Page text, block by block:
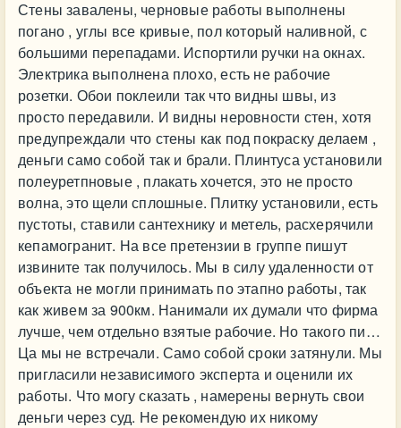
Стены завалены, черновые работы выполнены
погано , углы все кривые, пол который наливной, с
большими перепадами. Испортили ручки на окнах.
Электрика выполнена плохо, есть не рабочие
розетки. Обои поклеили так что видны швы, из
просто передавили. И видны неровности стен, хотя
предупреждали что стены как под покраску делаем ,
деньги само собой так и брали. Плинтуса установили
полеуретпновые , плакать хочется, это не просто
волна, это щели сплошные. Плитку установили, есть
пустоты, ставили сантехнику и метель, расхерячили
кепамогранит. На все претензии в группе пишут
извините так получилось. Мы в силу удаленности от
объекта не могли принимать по этапно работы, так
как живем за 900км. Нанимали их думали что фирма
лучше, чем отдельно взятые рабочие. Но такого пи…
Ца мы не встречали. Само собой сроки затянули. Мы
пригласили независимого эксперта и оценили их
работы. Что могу сказать , намерены вернуть свои
деньги через суд. Не рекомендую их никому